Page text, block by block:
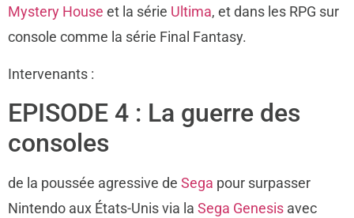
Mystery House et la série Ultima, et dans les RPG sur
console comme la série Final Fantasy.
Intervenants :
EPISODE 4 : La guerre des
consoles
de la poussée agressive de Sega pour surpasser
Nintendo aux États-Unis via la Sega Genesis avec